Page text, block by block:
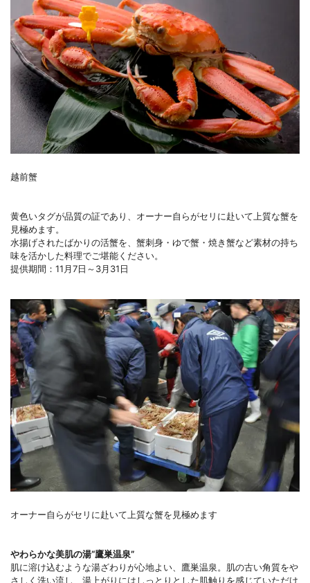
越前蟹
黄色いタグが品質の証であり、オーナー自らがセリに赴いて上質な蟹を
見極めます。
水揚げされたばかりの活蟹を、蟹刺身・ゆで蟹・焼き蟹など素材の持ち
味を活かした料理でご堪能ください。
提供期間：11月7日～3月31日
オーナー自らがセリに赴いて上質な蟹を見極めます
やわらかな美肌の湯“鷹巣温泉”
肌に溶け込むような湯ざわりが心地よい、鷹巣温泉。肌の古い角質をや
さしく洗い流し、湯上がりにはしっとりとした肌触りを感じていただけ